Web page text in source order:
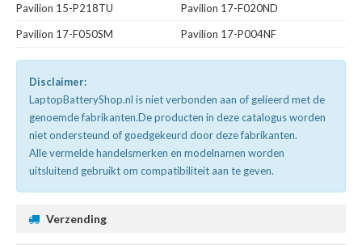
Pavilion 15-P218TU
Pavilion 17-F020ND
Pavilion 17-F050SM
Pavilion 17-P004NF
Disclaimer:
LaptopBatteryShop.nl is niet verbonden aan of gelieerd met de
genoemde fabrikanten.De producten in deze catalogus worden
niet ondersteund of goedgekeurd door deze fabrikanten.
Alle vermelde handelsmerken en modelnamen worden
uitsluitend gebruikt om compatibiliteit aan te geven.
Verzending